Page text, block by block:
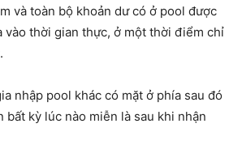
và toàn bộ khoản dư có ở pool được
vào thời gian thực, ở một thời điểm chỉ
nhập pool khác có mặt ở phía sau đó
bất kỳ lúc nào miễn là sau khi nhận